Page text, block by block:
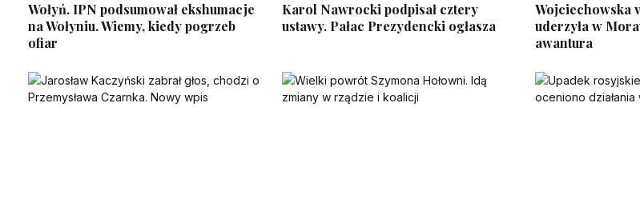
Wołyń. IPN podsumował ekshumacje
na Wołyniu. Wiemy, kiedy pogrzeb
ofiar
Karol Nawrocki podpisał cztery
ustawy. Pałac Prezydencki ogłasza
Wojciechowska
uderzyła w
awantura